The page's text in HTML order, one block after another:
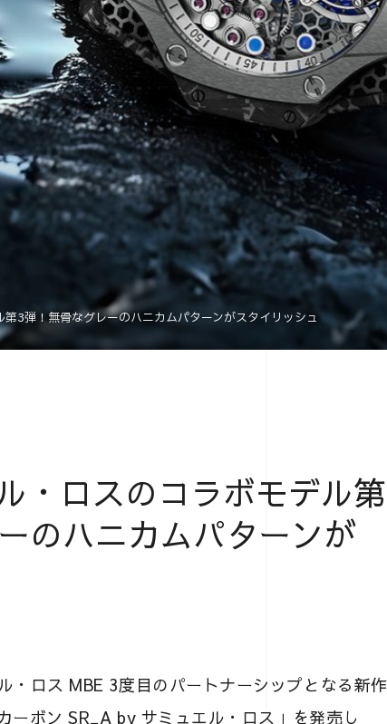
3弾！無骨なグレーのハニカムパターンがスタイリッシュ
・ロスのコラボモデル第
のハニカムパターンが
・ロス MBE 3度目のパートナーシップとなる新作
ーボン SR_A by サミュエル・ロス」を発売し